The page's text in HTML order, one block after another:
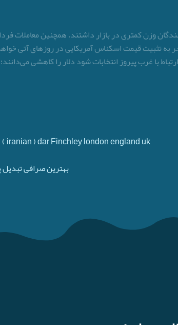
و یورو داشت و فروشندگان وزن کمتری در بازار داشتند. همچنین
به تثبیت قیمت اسکناس آمریکایی در روزهای آتی
با غرب پیروز انتخابات شود دلار را کاهشی
iranian ) dar Finchley london england uk
بهترین صرافی تبدیل